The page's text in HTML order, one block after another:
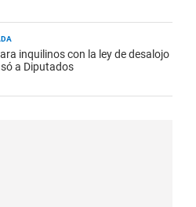
inquilinos con la ley de desalojo
a Diputados